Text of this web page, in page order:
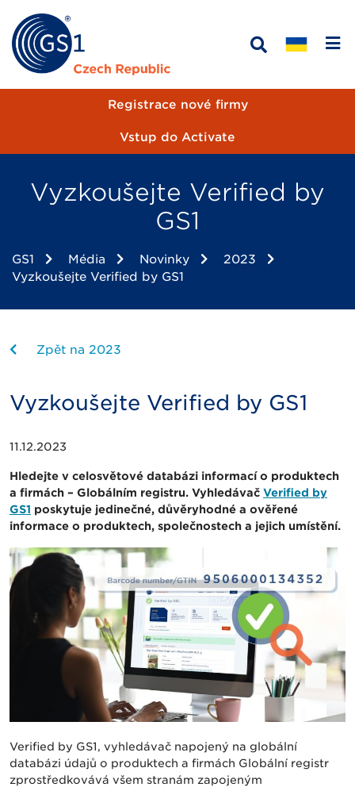
Registrace nové firmy
Vstup do Activate
Vyzkoušejte Verified by
GS1
GS1 Média Novinky
2023
Vyzkoušejte Verified by GS1
Zpět na 2023
Vyzkoušejte Verified by GS1
11.12.2023
Hledejte v celosvětové databázi informací o produktech
a firmách – Globálním registru. Vyhledávač Verified by
GS1 poskytuje jedinečné, důvěryhodné a ověřené
informace o produktech, společnostech a jejich umístění.
Verified by GS1, vyhledávač napojený na globální
databázi údajů o produktech a firmách Globální registr
zprostředkovává všem stranám zapojeným